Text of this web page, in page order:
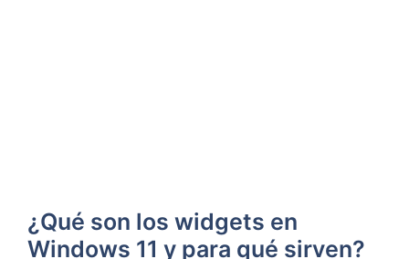
¿Qué son los widgets en
Windows 11 y para qué sirven?